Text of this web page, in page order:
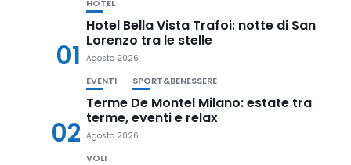
01
HOTEL
Hotel Bella Vista Trafoi: notte di San
Lorenzo tra le stelle
Agosto 2026
02
EVENTI SPORT&BENESSERE
Terme De Montel Milano: estate tra
terme, eventi e relax
Agosto 2026
VOLI